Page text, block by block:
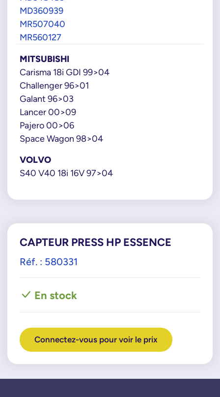
MD360939
MR507040
MR560127
MITSUBISHI
Carisma 18i GDI 99>04
Challenger 96>01
Galant 96>03
Lancer 00>09
Pajero 00>06
Space Wagon 98>04
VOLVO
S40 V40 18i 16V 97>04
CAPTEUR PRESS HP ESSENCE
Réf. : 580331
En stock
Connectez-vous pour voir le prix